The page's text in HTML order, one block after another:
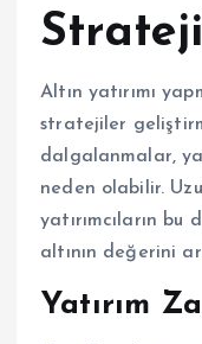
Altın yatırımı
stratejiler
dalgalanmalar,
neden olabilir.
yatırımcıların
altının değerini
Yatırım